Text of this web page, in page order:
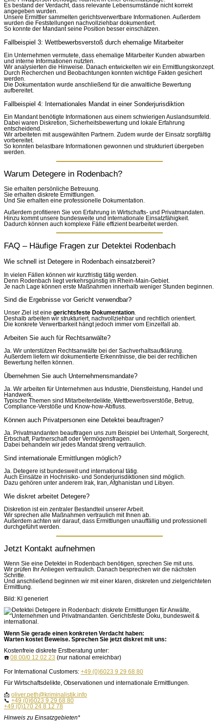
Es bestand der Verdacht, dass relevante Lebensumstände nicht korrekt
angegeben wurden.
Unsere Ermittler sammelten gerichtsverwertbare Informationen. Außerdem
wurden die Feststellungen nachvollziehbar dokumentiert.
So konnte der Mandant seine Position besser einschätzen.
Fallbeispiel 3: Wettbewerbsverstoß durch ehemalige Mitarbeiter
Ein Unternehmen vermutete, dass ehemalige Mitarbeiter Kunden abwarben
und interne Informationen nutzten.
Wir analysierten die Hinweise. Danach entwickelten wir ein Ermittlungskonzept.
Durch Recherchen und Beobachtungen konnten wichtige Fakten gesichert
werden.
Die Dokumentation wurde anschließend für die anwaltliche Bewertung
aufbereitet.
Fallbeispiel 4: Internationales Mandat in einer Sonderjurisdiktion
Ein Mandant benötigte Informationen aus einem schwierigen Auslandsumfeld.
Dabei waren Diskretion, Sicherheitsbewertung und lokale Erfahrung
entscheidend.
Wir arbeiteten mit ausgewählten Partnern. Zudem wurde der Einsatz sorgfältig
vorbereitet.
So konnten belastbare Informationen gewonnen und strukturiert übergeben
werden.
Warum Detegere in Rodenbach?
Sie erhalten persönliche Betreuung.
Sie erhalten diskrete Ermittlungen.
Und Sie erhalten eine professionelle Dokumentation.
Außerdem profitieren Sie von Erfahrung in Wirtschafts- und Privatmandaten.
Hinzu kommt unsere bundesweite und internationale Einsatzfähigkeit.
Dadurch können auch komplexe Fälle effizient bearbeitet werden.
FAQ – Häufige Fragen zur Detektei Rodenbach
Wie schnell ist Detegere in Rodenbach einsatzbereit?
In vielen Fällen können wir kurzfristig tätig werden.
Denn Rodenbach liegt verkehrsgünstig im Rhein-Main-Gebiet.
Je nach Lage können erste Maßnahmen innerhalb weniger Stunden beginnen.
Sind die Ergebnisse vor Gericht verwendbar?
Unser Ziel ist eine gerichtsfeste Dokumentation.
Deshalb arbeiten wir strukturiert, nachvollziehbar und rechtlich orientiert.
Die konkrete Verwertbarkeit hängt jedoch immer vom Einzelfall ab.
Arbeiten Sie auch für Rechtsanwälte?
Ja. Wir unterstützen Rechtsanwälte bei der Sachverhaltsaufklärung.
Außerdem liefern wir dokumentierte Erkenntnisse, die bei der rechtlichen
Bewertung helfen können.
Übernehmen Sie auch Unternehmensmandate?
Ja. Wir arbeiten für Unternehmen aus Industrie, Dienstleistung, Handel und
Handwerk.
Typische Themen sind Mitarbeiterdelikte, Wettbewerbsverstöße, Betrug,
Compliance-Verstöße und Know-how-Abfluss.
Können auch Privatpersonen eine Detektei beauftragen?
Ja. Privatmandanten beauftragen uns zum Beispiel bei Unterhalt, Sorgerecht,
Erbschaft, Partnerschaft oder Vermögensfragen.
Dabei behandeln wir jedes Mandat streng vertraulich.
Sind internationale Ermittlungen möglich?
Ja. Detegere ist bundesweit und international tätig.
Auch Einsätze in Hochrisiko- und Sonderjurisdiktionen sind möglich.
Dazu gehören unter anderem Irak, Iran, Afghanistan und Libyen.
Wie diskret arbeitet Detegere?
Diskretion ist ein zentraler Bestandteil unserer Arbeit.
Wir sprechen alle Maßnahmen vertraulich mit Ihnen ab.
Außerdem achten wir darauf, dass Ermittlungen unauffällig und professionell
durchgeführt werden.
Jetzt Kontakt aufnehmen
Wenn Sie eine Detektei in Rodenbach benötigen, sprechen Sie mit uns.
Wir prüfen Ihr Anliegen vertraulich. Danach besprechen wir die nächsten
Schritte.
Und anschließend beginnen wir mit einer klaren, diskreten und zielgerichteten
Ermittlung.
Bild: KI generiert
Wenn Sie gerade einen konkreten Verdacht haben:
Warten kostet Beweise. Sprechen Sie jetzt diskret mit uns:
Kostenfreie diskrete Erstberatung unter:
☎️ 08 00/0 12 02 23 (nur national erreichbar)
For International Customers: +49 (0)6023 9 29 68 80
Für Wirtschaftsdelikte, Observationen und internationale Ermittlungen.
📩 oliver.peth@kriminalistik.info
📞 +49 (0)6023 9 29 68 80
+49 (0)170 24 8 12 78
Hinweis zu Einsatzgebieten*